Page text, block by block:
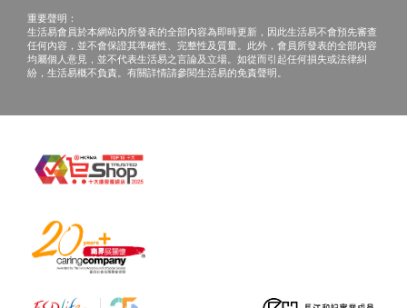
-眼睛容易疲勞、眼澀、淚水不足、紅筋人士
-長期吸收電腦、智能電話、電視發出的藍光
而出現眼睛問題人士
-長期配戴隱形眼睛、曾接受激光矯視手術人
者、程式編寫員、護士、飛機師、剪接師、
設計師、測量師等。
適合16歲或以上人士服用
15歲或以下人士服用產品前請先諮詢醫生意
見
重要聲明：
生活易會員於本網站內所發表的全部內容為即時更新，因此生活易不會預先審查
任何內容，並不會保證其準確性、完整性及質量。此外，會員所發表的全部內容
均屬個人意見，並不代表生活易之言論及立場。如從而引起任何損失或法律糾
紛，生活易概不負責。有關詳情請參閱生活易的免責聲明。